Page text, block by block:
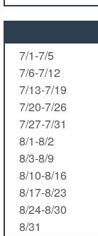
7/1-7/5
7/6-7/12
7/13-7/19
7/20-7/26
7/27-7/31
8/1-8/2
8/3-8/9
8/10-8/16
8/17-8/23
8/24-8/30
8/31